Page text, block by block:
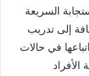
السريعة
إلى تدريب
في حالات